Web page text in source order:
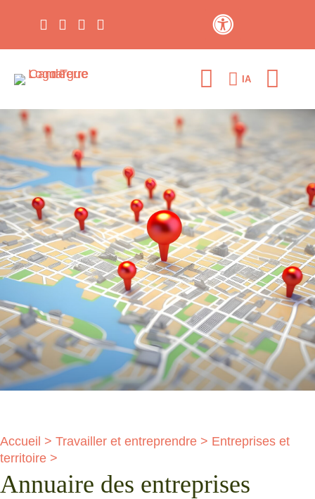
IA
Accueil > Travailler et entreprendre > Entreprises et
territoire >
Annuaire des entreprises